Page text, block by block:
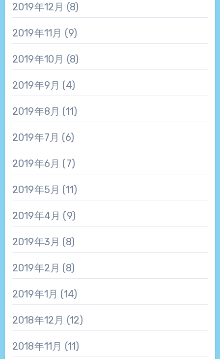
2019年12月 (8)
2019年11月 (9)
2019年10月 (8)
2019年9月 (4)
2019年8月 (11)
2019年7月 (6)
2019年6月 (7)
2019年5月 (11)
2019年4月 (9)
2019年3月 (8)
2019年2月 (8)
2019年1月 (14)
2018年12月 (12)
2018年11月 (11)